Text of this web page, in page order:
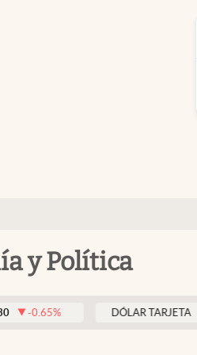
y Política
% DÓLAR TARJETA $ 1976